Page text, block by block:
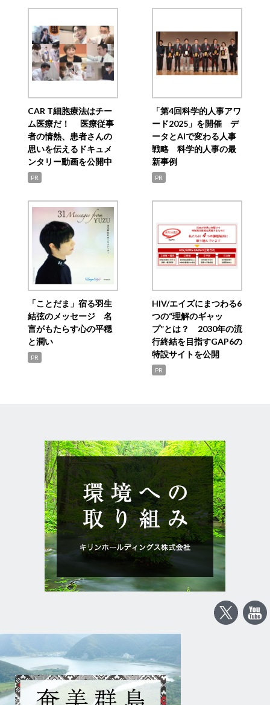
CAR T細胞療法はチー
ム医療だ！ 医療従事
者の情熱、患者さんの
思いを伝えるドキュメ
ンタリー動画を公開中
PR
「第4回科学的人事アワ
ード2025」を開催 デ
ータとAIで変わる人事
戦略 科学的人事の最
新事例
PR
「ことだま」宿る羽生
結弦のメッセージ 名
言がもたらす心の平穏
と潤い
PR
HIV/エイズにまつわる6
つの“理解のギャッ
プ”とは？ 2030年の流
行終結を目指すGAP6の
特設サイトを公開
PR